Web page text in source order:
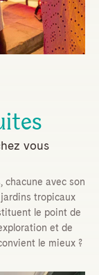
vous
chacune avec son
tropicaux
le point de
et de
le mieux ?